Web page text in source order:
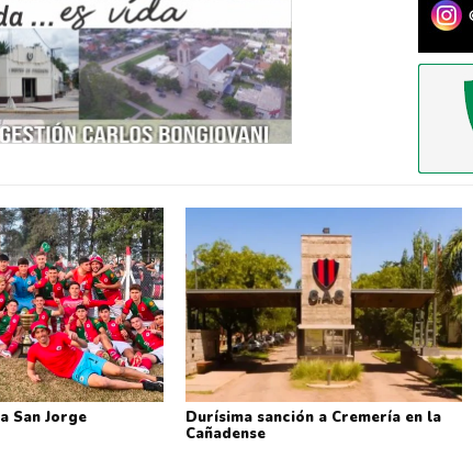
San Jorge
Durísima sanción a Cremería en la
Cañadense